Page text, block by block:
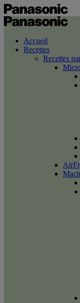
Accueil
Recettes
Recettes